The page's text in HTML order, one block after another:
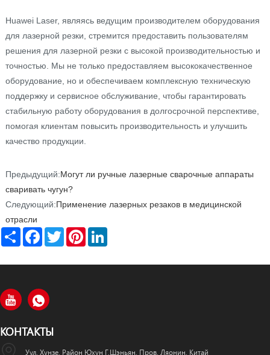
Huawei Laser, являясь ведущим производителем оборудования
для лазерной резки, стремится предоставить пользователям
решения для лазерной резки с высокой производительностью и
точностью. Мы не только предоставляем высококачественное
оборудование, но и обеспечиваем комплексную техническую
поддержку и сервисное обслуживание, чтобы гарантировать
стабильную работу оборудования в долгосрочной перспективе,
помогая клиентам повысить производительность и улучшить
качество продукции.
Предыдущий:Могут ли ручные лазерные сварочные аппараты
сваривать чугун?
Следующий:Применение лазерных резаков в медицинской
отрасли
Share Facebook
TwitterPinterest
КОНТАКТЫ
Уул. Хунзе, Район Юхун Г.Шэньян, Пров. Ляонин, Китай